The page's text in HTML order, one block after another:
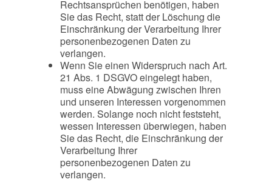
Rechtsansprüchen benötigen, haben
Sie das Recht, statt der Löschung die
Einschränkung der Verarbeitung Ihrer
personenbezogenen Daten zu
verlangen.
Wenn Sie einen Widerspruch nach Art.
21 Abs. 1 DSGVO eingelegt haben,
muss eine Abwägung zwischen Ihren
und unseren Interessen vorgenommen
werden. Solange noch nicht feststeht,
wessen Interessen überwiegen, haben
Sie das Recht, die Einschränkung der
Verarbeitung Ihrer
personenbezogenen Daten zu
verlangen.